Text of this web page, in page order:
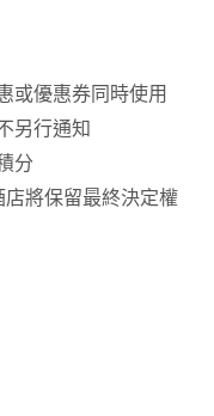
或優惠券同時使用
另行通知
分
將保留最終決定權